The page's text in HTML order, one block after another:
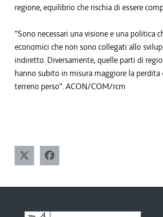
regione, equilibrio che rischia di essere
"Sono necessari una visione e una politica
economici che non sono collegati allo
indiretto. Diversamente, quelle parti di
hanno subito in misura maggiore la
terreno perso". ACON/COM/rcm